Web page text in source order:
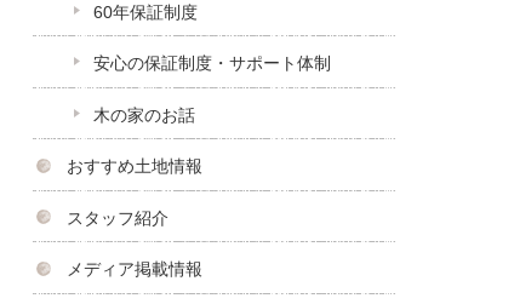
60年保証制度
安心の保証制度・サポート体制
木の家のお話
おすすめ土地情報
スタッフ紹介
メディア掲載情報